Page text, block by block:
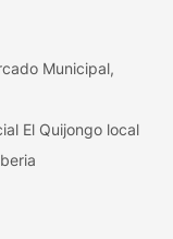
Municipal,
El Quijongo local